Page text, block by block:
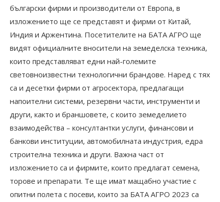
български фирми и производители от Европа, в
изложението ще се представят и фирми от Китай,
Индия и Аржентина. Посетителите на БАТА АГРО ще
видят официалните вносители на земеделска техника,
които представляват едни най-големите
световноизвестни технологични брандове. Наред с тях
са и десетки фирми от агросектора, предлагащи
напоителни системи, резервни части, инструменти и
други, както и браншовете, с които земеделието
взаимодейства – консултантки услуги, финансови и
банкови институции, автомобилната индустрия, едра
строителна техника и други. Важна част от
изложението са и фирмите, които предлагат семена,
торове и препарати. Те ще имат мащабно участие с
опитни полета с посеви, които за БАТА АГРО 2023 са